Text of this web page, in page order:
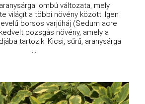
lombú változata, mely
világít a többi növény között. Igen
borsos varjúháj (Sedum acre
pozsgás növény, amely a
tartozik. Kicsi, sűrű, aranysárga